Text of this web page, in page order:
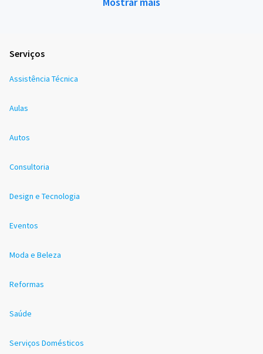
Serviços
Assistência Técnica
Aulas
Autos
Consultoria
Design e Tecnologia
Eventos
Moda e Beleza
Reformas
Saúde
Serviços Domésticos